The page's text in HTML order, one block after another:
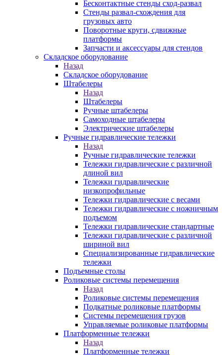
Бесконтактные стенды сход-развал
Стенды развал-схождения для
грузовых авто
Поворотные круги, сдвижные
платформы
Запчасти и аксессуары для стендов
Складское оборудование
Назад
Складское оборудование
Штабелеры
Назад
Штабелеры
Ручные штабелеры
Самоходные штабелеры
Электрические штабелеры
Ручные гидравлические тележки
Назад
Ручные гидравлические тележки
Тележки гидравлические с различной
длиной вил
Тележки гидравлические
низкопрофильные
Тележки гидравлические с весами
Тележки гидравлические с ножничным
подъемом
Тележки гидравлические стандартные
Тележки гидравлические с различной
шириной вил
Специализированные гидравлические
тележки
Подъемные столы
Роликовые системы перемещения
Назад
Роликовые системы перемещения
Подкатные роликовые платформы
Системы перемещения грузов
Управляемые роликовые платформы
Платформенные тележки
Назад
Платформенные тележки